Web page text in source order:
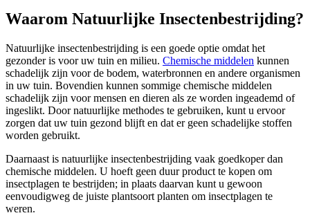
Waarom Natuurlijke Insectenbestrijding?
Natuurlijke insectenbestrijding is een goede optie omdat het
gezonder is voor uw tuin en milieu. Chemische middelen kunnen
schadelijk zijn voor de bodem, waterbronnen en andere organismen
in uw tuin. Bovendien kunnen sommige chemische middelen
schadelijk zijn voor mensen en dieren als ze worden ingeademd of
ingeslikt. Door natuurlijke methodes te gebruiken, kunt u ervoor
zorgen dat uw tuin gezond blijft en dat er geen schadelijke stoffen
worden gebruikt.
Daarnaast is natuurlijke insectenbestrijding vaak goedkoper dan
chemische middelen. U hoeft geen duur product te kopen om
insectplagen te bestrijden; in plaats daarvan kunt u gewoon
eenvoudigweg de juiste plantsoort planten om insectplagen te
weren.